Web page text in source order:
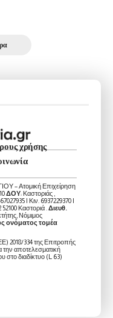
χρήσης
– Ατομική Επιχείρηση
ΔΟΥ: Καστοριάς ,
| Κιν. 6937229370 |
Καστοριά . Διευθ.
Νόμιμος
ονόματος τομέα
2018/334 της Επιτροπής
την αποτελεσματική
στο διαδίκτυο (L 63)